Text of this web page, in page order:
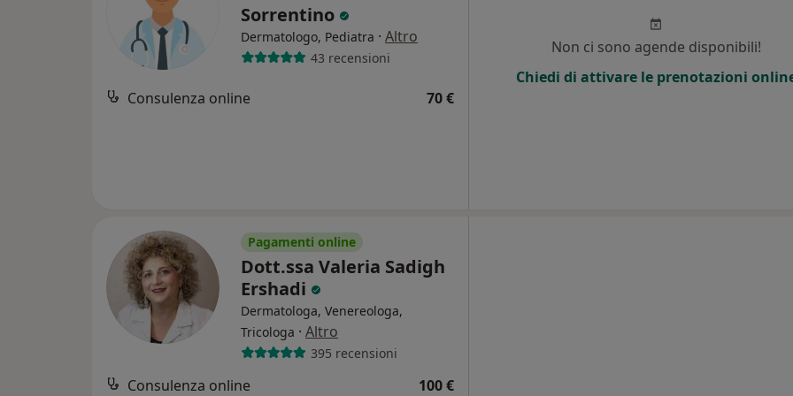
Sorrentino
Dermatologo, Pediatra · Altro
43 recensioni
Consulenza online 70 €
Non ci sono agende disponibili!
Chiedi di attivare le prenotazioni
Pagamenti online
Dott.ssa Valeria Sadigh
Ershadi
Dermatologa, Venereologa,
Tricologa · Altro
395 recensioni
Consulenza online 100 €